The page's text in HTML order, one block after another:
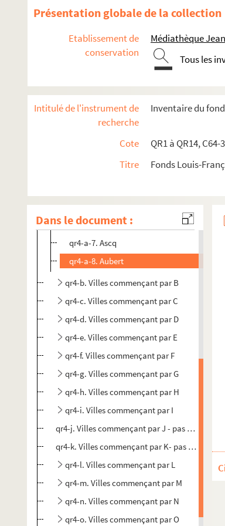
Présentation globale de la collection
Etablissement de
conservation
Médiathèque
Tous les
Intitulé de l'instrument de
recherche
Inventaire du
Cote
QR1 à QR14,
Titre
Fonds Louis-
Dans le document :
qr9. Documents divers
qr11. Factum issus du Don rombaut
qr12. Menus
qr4. Documents anciens : Arrondissement de Lille
qr4-aa. Inventaire manuscrit de l’ensemble QR4
qr4-a. Villes commençant par A
qr4-a-3. Annoeulin
qr4-a-5. Anstaing
qr4-a-6. Armentières
qr4-a-7. Ascq
qr4-a-8. Aubert
qr4-b. Villes commençant par B
qr4-c. Villes commençant par C
qr4-d. Villes commençant par D
qr4-e. Villes commençant par E
qr4-f. Villes commençant par F
qr4-g. Villes commençant par G
qr4-h. Villes commençant par H
qr4-i. Villes commençant par I
qr4-j. Villes commençant par J - pas de
qr4-k. Villes commençant par K- pas de
qr4-l. Villes commençant par L
qr4-m. Villes commençant par M
qr4-n. Villes commençant par N
qr4-o. Villes commençant par O